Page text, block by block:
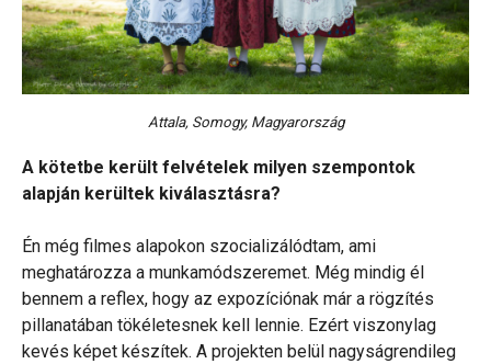
Attala, Somogy, Magyarország
A kötetbe került felvételek milyen szempontok
alapján kerültek kiválasztásra?
Én még filmes alapokon szocializálódtam, ami
meghatározza a munkamódszeremet. Még mindig él
bennem a reflex, hogy az expozíciónak már a rögzítés
pillanatában tökéletesnek kell lennie. Ezért viszonylag
kevés képet készítek. A projekten belül nagyságrendileg